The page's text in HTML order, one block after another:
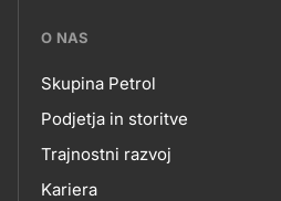
???
skupno.footer-
title???
O NAS
O
NAS
Skupina Petrol
Podjetja in storitve
Trajnostni razvoj
Kariera